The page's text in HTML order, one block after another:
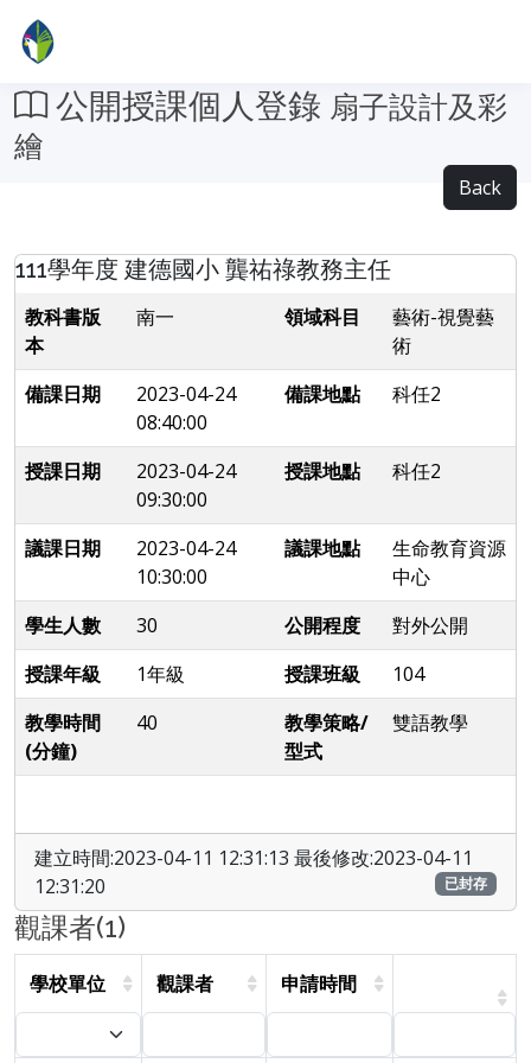
公開授課個人登錄 扇子設計及彩
繪
Back
111學年度 建德國小 龔祐祿教務主任
教科書版
本
南一 領域科目
藝術-視覺藝
術
備課日期
2023-04-24
08:40:00
備課地點 科任2
授課日期
2023-04-24
09:30:00
授課地點 科任2
議課日期
2023-04-24
10:30:00
議課地點
生命教育資源
中心
學生人數
30 公開程度
對外公開
授課年級
1年級 授課班級
104
教學時間
(分鐘)
40
教學策略/
型式
雙語教學
建立時間:2023-04-11 12:31:13 最後修改:2023-04-11
12:31:20
已封存
觀課者(1)
學校單位 觀課者 申請時間